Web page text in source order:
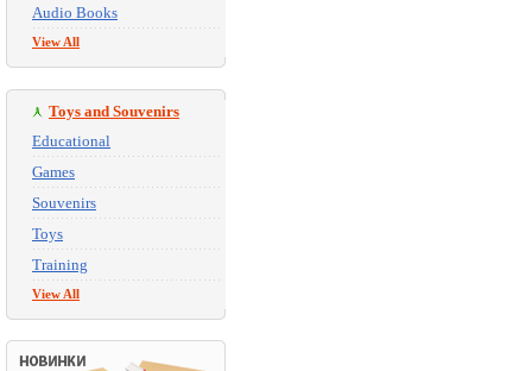
Audio Books
View All
Toys and Souvenirs
Educational
Games
Souvenirs
Toys
Training
View All